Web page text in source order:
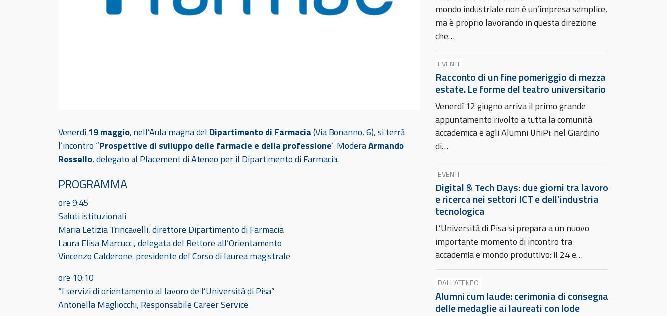
Venerdì19 maggio, nell’Aula magna del Dipartimento di Farmacia(Via Bonanno, 6), si terrà
l’incontro “Prospettive di sviluppo delle farmacie e della professione“. ModeraArmando
Rossello, delegato al Placement di Ateneo per il Dipartimento di Farmacia.
PROGRAMMA
ore 9:45
Saluti istituzionali
Maria Letizia Trincavelli, direttore Dipartimento di Farmacia
Laura Elisa Marcucci, delegata del Rettore all’Orientamento
Vincenzo Calderone, presidente del Corso di laurea magistrale
ore 10:10
“I servizi di orientamento al lavoro dell’Università di Pisa”
Antonella Magliocchi, Responsabile Career Service
mondo industriale non è un’impresa semplice,
ma è proprio lavorando in questa direzione
che…
EVENTI
Racconto di un fine pomeriggio di mezza
estate. Le forme del teatro universitario
Venerdì 12 giugno arriva il primo grande
appuntamento rivolto a tutta la comunità
accademica e agli Alumni UniPi: nel Giardino
di…
EVENTI
Digital & Tech Days: due giorni tra lavoro
e ricerca nei settori ICT e dell’industria
tecnologica
L’Università di Pisa si prepara a un nuovo
importante momento di incontro tra
accademia e mondo produttivo: il 24 e…
DALL'ATENEO
Alumni cum laude: cerimonia di consegna
delle medaglie ai laureati con lode